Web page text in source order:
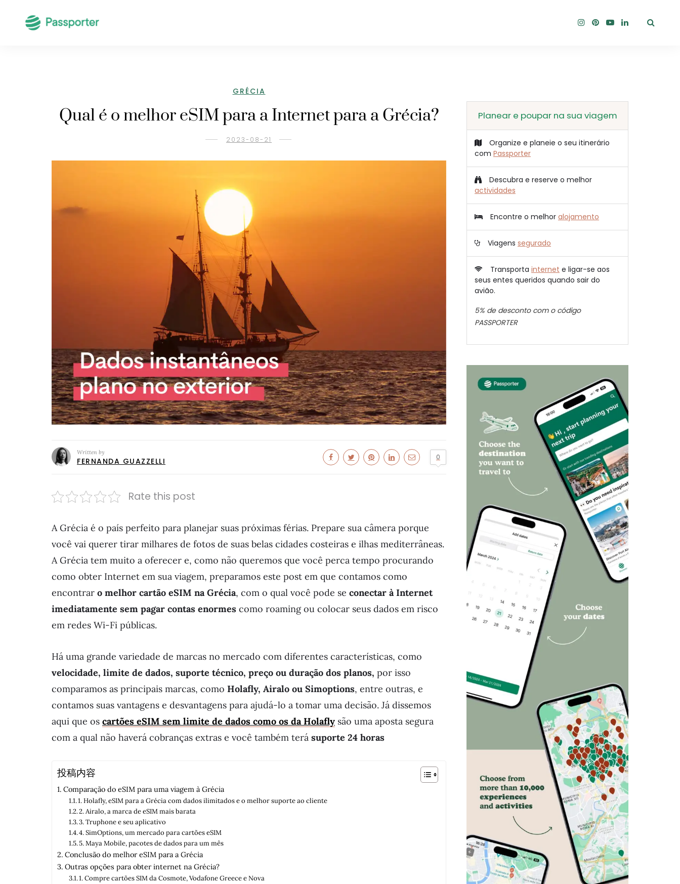
GRÉCIA
Qual é o melhor eSIM para a Internet para a Grécia?
2023-08-21
Written by
FERNANDA GUAZZELLI 0
Rate this post
A Grécia é o país perfeito para planejar suas próximas férias. Prepare sua câmera porque
você vai querer tirar milhares de fotos de suas belas cidades costeiras e ilhas mediterrâneas.
A Grécia tem muito a oferecer e, como não queremos que você perca tempo procurando
como obter Internet em sua viagem, preparamos este post em que contamos como
encontrar o melhor cartão eSIM na Grécia, com o qual você pode se conectar à Internet
imediatamente sem pagar contas enormes como roaming ou colocar seus dados em risco
em redes Wi-Fi públicas.
Há uma grande variedade de marcas no mercado com diferentes características, como
velocidade, limite de dados, suporte técnico, preço ou duração dos planos, por isso
comparamos as principais marcas, como Holafly, Airalo ou Simoptions, entre outras, e
contamos suas vantagens e desvantagens para ajudá-lo a tomar uma decisão. Já dissemos
aqui que os cartões eSIM sem limite de dados como os da Holafly são uma aposta segura
com a qual não haverá cobranças extras e você também terá suporte 24 horas
投稿内容
Comparação do eSIM para uma viagem à Grécia
1. Holafly, eSIM para a Grécia com dados ilimitados e o melhor suporte ao cliente
2. Airalo, a marca de eSIM mais barata
3. Truphone e seu aplicativo
4. SimOptions, um mercado para cartões eSIM
5. Maya Mobile, pacotes de dados para um mês
Conclusão do melhor eSIM para a Grécia
Outras opções para obter internet na Grécia?
1. Compre cartões SIM da Cosmote, Vodafone Greece e Nova
Planear e poupar na sua viagem
Organize e planeie o seu itinerário
com Passporter
Descubra e reserve o melhor
actividades
Encontre o melhor alojamento
Viagens segurado
Transporta internet e ligar-se aos
seus entes queridos quando sair do
avião.
5% de desconto com o código
PASSPORTER